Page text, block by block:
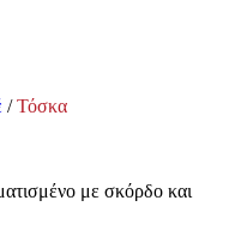
/Τόσκα
με σκόρδο και